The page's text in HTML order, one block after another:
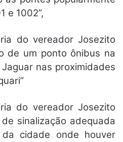
e 1002”,
do vereador Josezito
de um ponto ônibus na
nas proximidades
do vereador Josezito
sinalização adequada
cidade onde houver